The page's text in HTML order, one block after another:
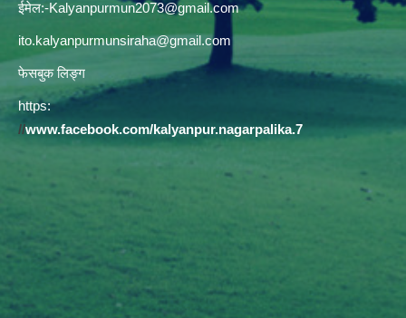
ईमेल:-Kalyanpurmun2073@gmail.com
ito.kalyanpurmunsiraha@gmail.com
फेसबुक लिङ्ग
https:
//www.facebook.com/kalyanpur.nagarpalika.7